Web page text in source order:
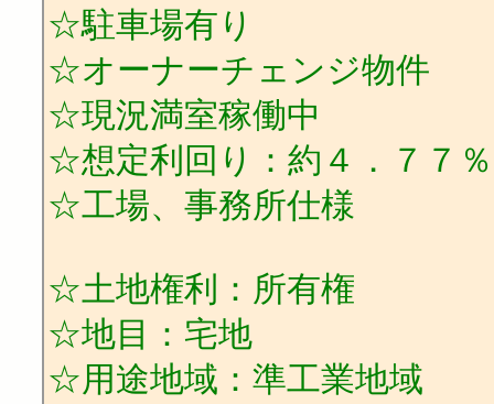
☆駐車場有り
☆オーナーチェンジ物件
☆現況満室稼働中
☆想定利回り：約４．７７％
☆工場、事務所仕様
☆土地権利：所有権
☆地目：宅地
☆用途地域：準工業地域